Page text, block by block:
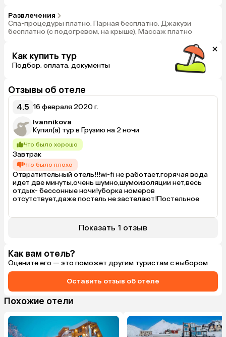
Развлечения
Спа-процедуры платно, Парная бесплатно, Джакузи
бесплатно (с подогревом, на крыше), Массаж платно
Как купить тур
Подбор, оплата, документы
Отзывы об отеле
4.5 16 февраля 2020 г.
Ivannikova
Купил(а) тур в Грузию на 2 ночи
Что было хорошо
Завтрак
Что было плохо
Отвратительный отель!!!wi-fi не работает,горячая вода
идет две минуты,очень шумно,шумоизоляции нет,весь
отдых- бессонные ночи!уборка номеров
отсутствует,даже постель не застелают!Постельное
Показать 1 отзыв
Как вам отель?
Оцените его — это поможет другим туристам с выбором
Оставить отзыв об отеле
Похожие отели